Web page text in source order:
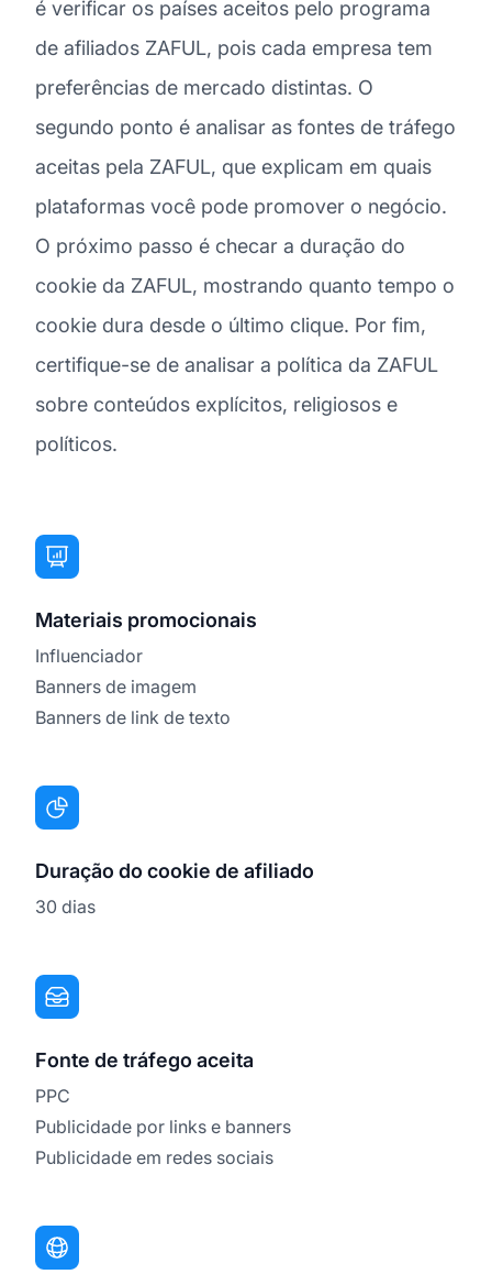
é verificar os países aceitos pelo programa
de afiliados ZAFUL, pois cada empresa tem
preferências de mercado distintas. O
segundo ponto é analisar as fontes de tráfego
aceitas pela ZAFUL, que explicam em quais
plataformas você pode promover o negócio.
O próximo passo é checar a duração do
cookie da ZAFUL, mostrando quanto tempo o
cookie dura desde o último clique. Por fim,
certifique-se de analisar a política da ZAFUL
sobre conteúdos explícitos, religiosos e
políticos.
Materiais promocionais
Influenciador
Banners de imagem
Banners de link de texto
Duração do cookie de afiliado
30 dias
Fonte de tráfego aceita
PPC
Publicidade por links e banners
Publicidade em redes sociais